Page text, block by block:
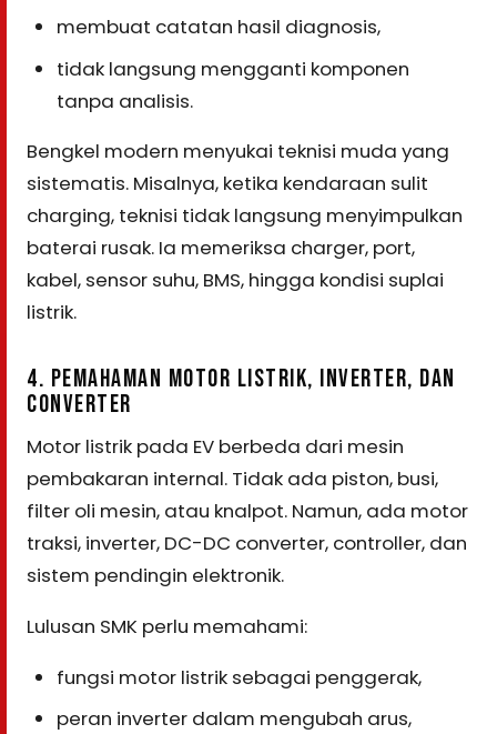
membuat catatan hasil diagnosis,
tidak langsung mengganti komponen
tanpa analisis.
Bengkel modern menyukai teknisi muda yang
sistematis. Misalnya, ketika kendaraan sulit
charging, teknisi tidak langsung menyimpulkan
baterai rusak. Ia memeriksa charger, port,
kabel, sensor suhu, BMS, hingga kondisi suplai
listrik.
4. PEMAHAMAN MOTOR LISTRIK, INVERTER, DAN
CONVERTER
Motor listrik pada EV berbeda dari mesin
pembakaran internal. Tidak ada piston, busi,
filter oli mesin, atau knalpot. Namun, ada motor
traksi, inverter, DC-DC converter, controller, dan
sistem pendingin elektronik.
Lulusan SMK perlu memahami:
fungsi motor listrik sebagai penggerak,
peran inverter dalam mengubah arus,